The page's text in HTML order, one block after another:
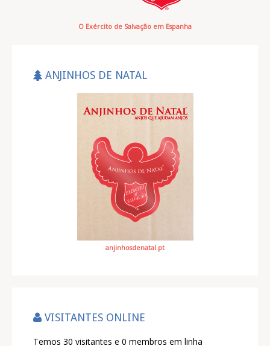
O Exército de Salvação em Espanha
ANJINHOS DE NATAL
anjinhosdenatal.pt
VISITANTES ONLINE
Temos 30 visitantes e 0 membros em linha